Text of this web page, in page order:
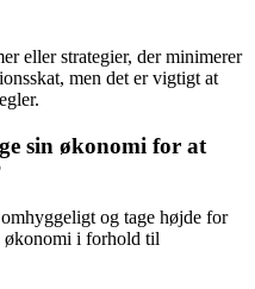
eller strategier, der minimerer
men det er vigtigt at
sin økonomi for at
og tage højde for
økonomi i forhold til